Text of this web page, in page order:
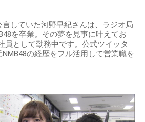
していた河野早紀さんは、ラジオ局
を卒業。その夢を見事に叶えてお
員として勤務中です。公式ツイッタ
の経歴をフル活用して営業職を